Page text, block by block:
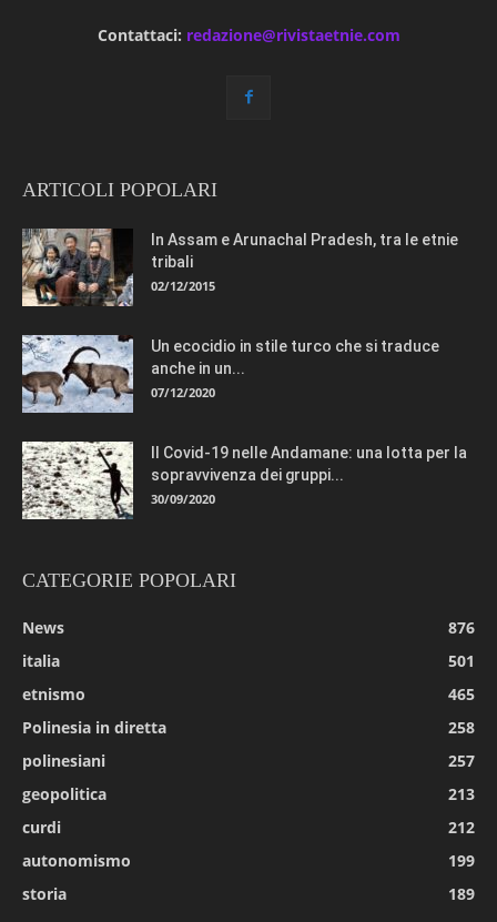
Contattaci: redazione@rivistaetnie.com
ARTICOLI POPOLARI
In Assam e Arunachal Pradesh, tra le etnie
tribali
02/12/2015
Un ecocidio in stile turco che si traduce
anche in un...
07/12/2020
Il Covid-19 nelle Andamane: una lotta per la
sopravvivenza dei gruppi...
30/09/2020
CATEGORIE POPOLARI
News
876
italia
501
etnismo
465
Polinesia in diretta
258
polinesiani
257
geopolitica
213
curdi
212
autonomismo
199
storia
189